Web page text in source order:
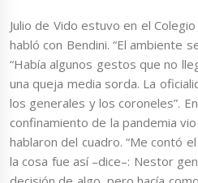
Julio de Vido estuvo en el
habló con Bendini. “El ambiente
“Había algunos gestos que no
una queja media sorda. La
los generales y los coroneles”.
confinamiento de la pandemia
hablaron del cuadro. “Me contó
la cosa fue así –dice–: Nestor